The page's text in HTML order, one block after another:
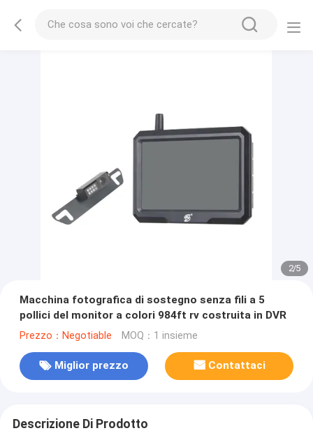
2/5
Macchina fotografica di sostegno senza fili a 5
pollici del monitor a colori 984ft rv costruita in DVR
Prezzo：Negotiable MOQ：1 insieme
Miglior prezzo Contattaci
Descrizione Di Prodotto